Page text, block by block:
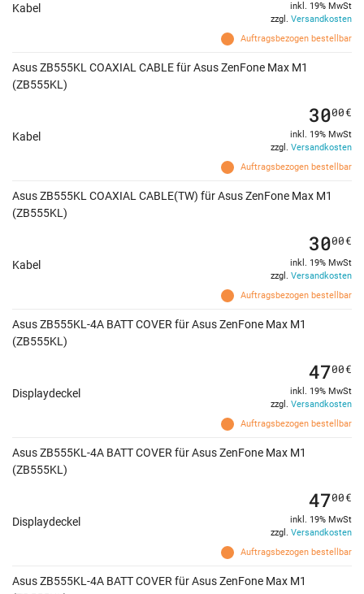
Kabel
Auftragsbezogen bestellbar
inkl. 19% MwSt
zzgl. Versandkosten
Asus ZB555KL COAXIAL CABLE für Asus ZenFone Max M1
(ZB555KL)
Kabel
Auftragsbezogen bestellbar
3000€
inkl. 19% MwSt
zzgl. Versandkosten
Asus ZB555KL COAXIAL CABLE(TW) für Asus ZenFone Max M1
(ZB555KL)
Kabel
Auftragsbezogen bestellbar
3000€
inkl. 19% MwSt
zzgl. Versandkosten
Asus ZB555KL-4A BATT COVER für Asus ZenFone Max M1
(ZB555KL)
Displaydeckel
Auftragsbezogen bestellbar
4700€
inkl. 19% MwSt
zzgl. Versandkosten
Asus ZB555KL-4A BATT COVER für Asus ZenFone Max M1
(ZB555KL)
Displaydeckel
Auftragsbezogen bestellbar
4700€
inkl. 19% MwSt
zzgl. Versandkosten
Asus ZB555KL-4A BATT COVER für Asus ZenFone Max M1